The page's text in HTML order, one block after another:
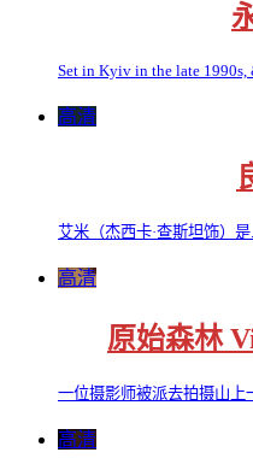
Set in Kyiv in the late 1990s,
高清
艾米（杰西卡·查斯坦饰）是...
高清
原始森林
一位摄影师被派去拍摄山上
高清